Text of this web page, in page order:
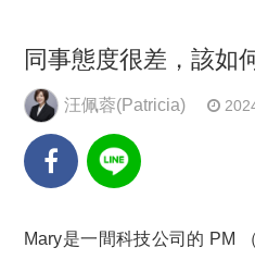
同事態度很差，該如
汪佩蓉(Patricia)
Mary是一間科技公司的 PM